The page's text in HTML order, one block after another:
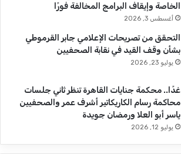
الخاصة وإيقاف البرامج المخالفة فورًا
أغسطس 3, 2026
التحقق من تصريحات الإعلامي جابر القرموطي
بشأن وقف القيد في نقابة الصحفيين
يوليو 23, 2026
غدًا.. محكمة جنايات القاهرة تنظر ثاني جلسات
محاكمة رسام الكاريكاتير أشرف عمر والصحفيين
ياسر أبو العلا ورمضان جويدة
يوليو 12, 2026